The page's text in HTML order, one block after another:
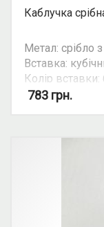
Каблучка
Метал: срібло
Вставка:
Колір вставки:
Вид: круглий
783 грн.